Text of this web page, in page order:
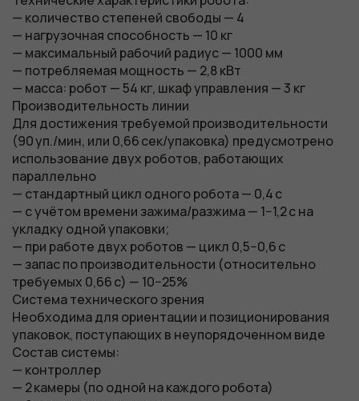
— количество степеней свободы — 4
— нагрузочная способность — 10 кг
— максимальный рабочий радиус — 1000 мм
— потребляемая мощность — 2,8 кВт
— масса: робот — 54 кг, шкаф управления — 3 кг
Производительность линии
Для достижения требуемой производительности
(90 уп./мин, или 0,66 сек/упаковка) предусмотрено
использование двух роботов, работающих
параллельно
— стандартный цикл одного робота — 0,4 с
— с учётом времени зажима/разжима — 1−1,2 с на
укладку одной упаковки;
— при работе двух роботов — цикл 0,5−0,6 с
— запас по производительности (относительно
требуемых 0,66 с) — 10−25%
Система технического зрения
Необходима для ориентации и позиционирования
упаковок, поступающих в неупорядоченном виде
Состав системы:
— контроллер
— 2 камеры (по одной на каждого робота)